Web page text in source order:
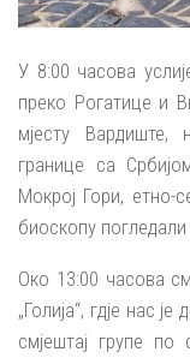
У 8:00 часова
преко Рогатице и
мјесту Вардиште,
границе са
Мокрој Гори, етно-
биоскопу
Око 13:00 часова
„Голија“, гдје нас
смјештај групе